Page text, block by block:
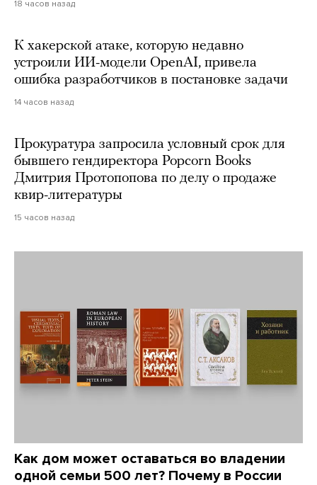
18 часов назад
К хакерской атаке, которую недавно
устроили ИИ-модели OpenAI, привела
ошибка разработчиков в постановке задачи
14 часов назад
Прокуратура запросила условный срок для
бывшего гендиректора Popcorn Books
Дмитрия Протопопова по делу о продаже
квир-литературы
15 часов назад
Как дом может оставаться во владении
одной семьи 500 лет? Почему в России